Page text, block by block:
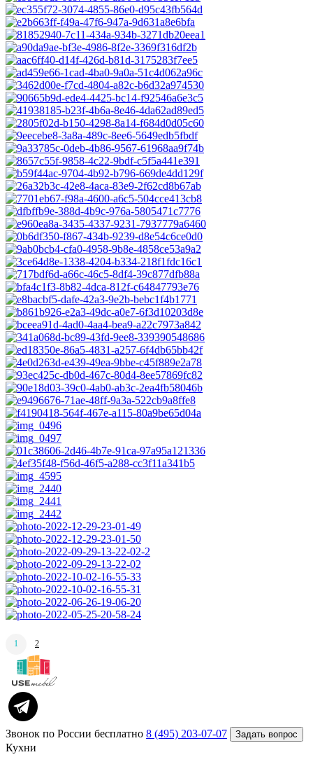
1 2
Прокрутка
вверх
Звонок по России бесплатно 8 (495) 203-07-07 Задать вопрос
Кухни